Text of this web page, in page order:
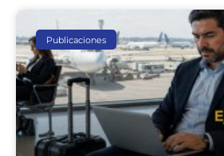
Publicaciones